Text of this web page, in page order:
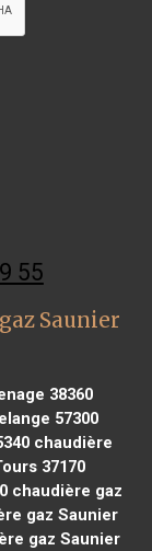
55
Saunier
38360
57300
chaudière
37170
chaudière gaz
gaz Saunier
gaz Saunier